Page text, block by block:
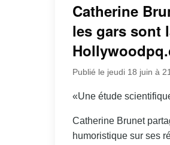
Catherine
les gars sont
Publié le jeudi 18 juin à
«Une étude
Catherine Brunet
humoristique sur ses